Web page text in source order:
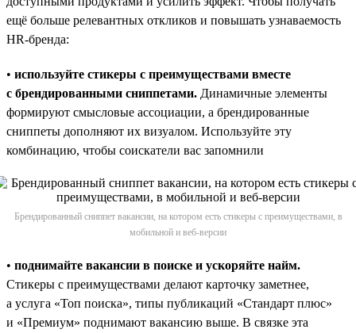
ещё больше релевантных откликов и повышать узнаваемость
HR-бренда:
• используйте стикеры с преимуществами вместе
с брендированными сниппетами. Динамичные элементы
формируют смысловые ассоциации, а брендированные
сниппеты дополняют их визуалом. Используйте эту
комбинацию, чтобы соискатели вас запомнили
Брендированный сниппет вакансии, на котором есть стикеры с преимуществами, в
мобильной и веб-версии
• поднимайте вакансии в поиске и ускоряйте найм.
Стикеры с преимуществами делают карточку заметнее,
а услуга «Топ поиска», типы публикаций «Стандарт плюс»
и «Премиум» поднимают вакансию выше. В связке эта